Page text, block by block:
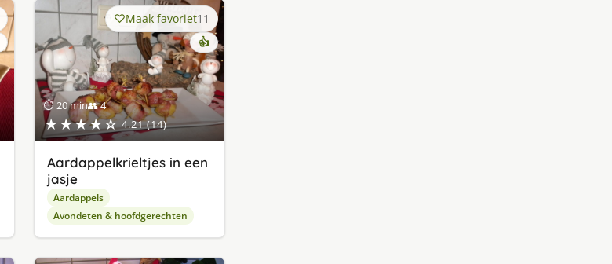
⏱ 20 min👥 4
★★★★☆ 4.21 (14)
Maak favoriet11
👍
Aardappelkrieltjes in een
jasje
Aardappels
Avondeten & hoofdgerechten